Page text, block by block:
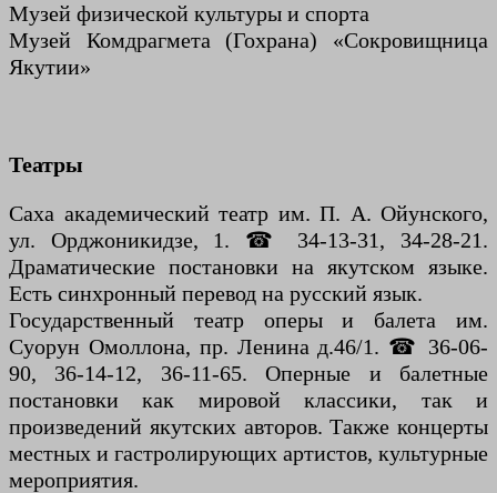
Музей физической культуры и спорта
Музей Комдрагмета (Гохрана) «Сокровищница
Якутии»
Театры
Саха академический театр им. П. А. Ойунского,
ул. Орджоникидзе, 1. ☎ 34-13-31, 34-28-21.
Драматические постановки на якутском языке.
Есть синхронный перевод на русский язык.
Государственный театр оперы и балета им.
Суорун Омоллона, пр. Ленина д.46/1. ☎ 36-06-
90, 36-14-12, 36-11-65. Оперные и балетные
постановки как мировой классики, так и
произведений якутских авторов. Также концерты
местных и гастролирующих артистов, культурные
мероприятия.